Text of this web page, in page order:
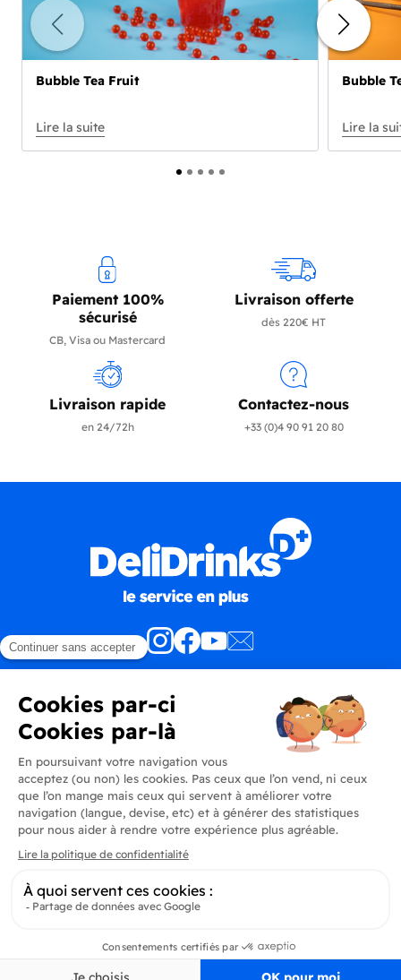
Bubble Tea Fruit Bubble
Paiement 100%
sécurisé
CB, Visa ou Mastercard
Livraison offerte
dès 220€ HT
Livraison rapide
en 24/72h
Contactez-nous
+33 (0)4 90 91 20 80
Produits
En savoir plus
Informations
Inscrivez-vous à la newsletter